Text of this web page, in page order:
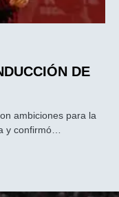
DE
ambiciones para la
y confirmó…